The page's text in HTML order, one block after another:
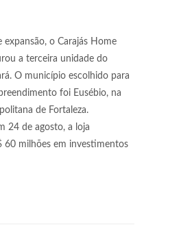
expansão, o Carajás Home
a terceira unidade do
O município escolhido para
foi Eusébio, na
de Fortaleza.
24 de agosto, a loja
60 milhões em investimentos